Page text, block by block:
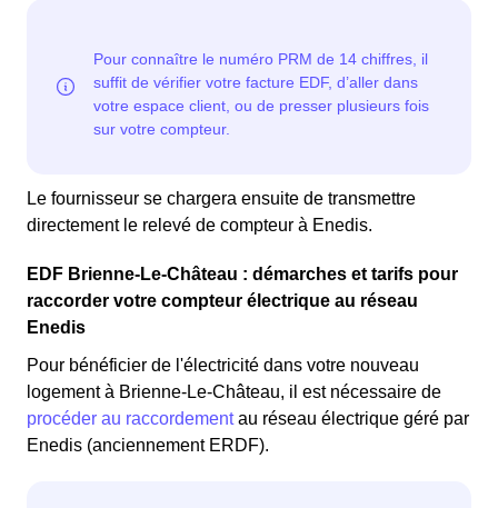
Le fournisseur se chargera ensuite de transmettre
directement le relevé de compteur à Enedis.
EDF Brienne-Le-Château : démarches et tarifs pour
raccorder votre compteur électrique au réseau
Enedis
Pour bénéficier de l'électricité dans votre nouveau
logement à Brienne-Le-Château, il est nécessaire de
procéder au raccordementau réseau électrique géré par
Enedis (anciennement ERDF).